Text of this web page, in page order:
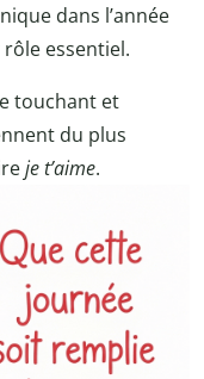
dans l’année
essentiel.
touchant et
du plus
je t’aime.